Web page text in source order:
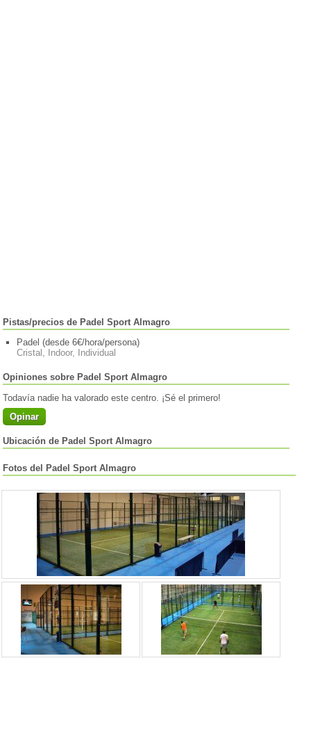
Pistas/precios de Padel Sport Almagro
Padel (desde 6€/hora/persona)
Cristal, Indoor, Individual
Opiniones sobre Padel Sport Almagro
Todavía nadie ha valorado este centro. ¡Sé el primero!
Opinar
Ubicación de Padel Sport Almagro
Fotos del Padel Sport Almagro